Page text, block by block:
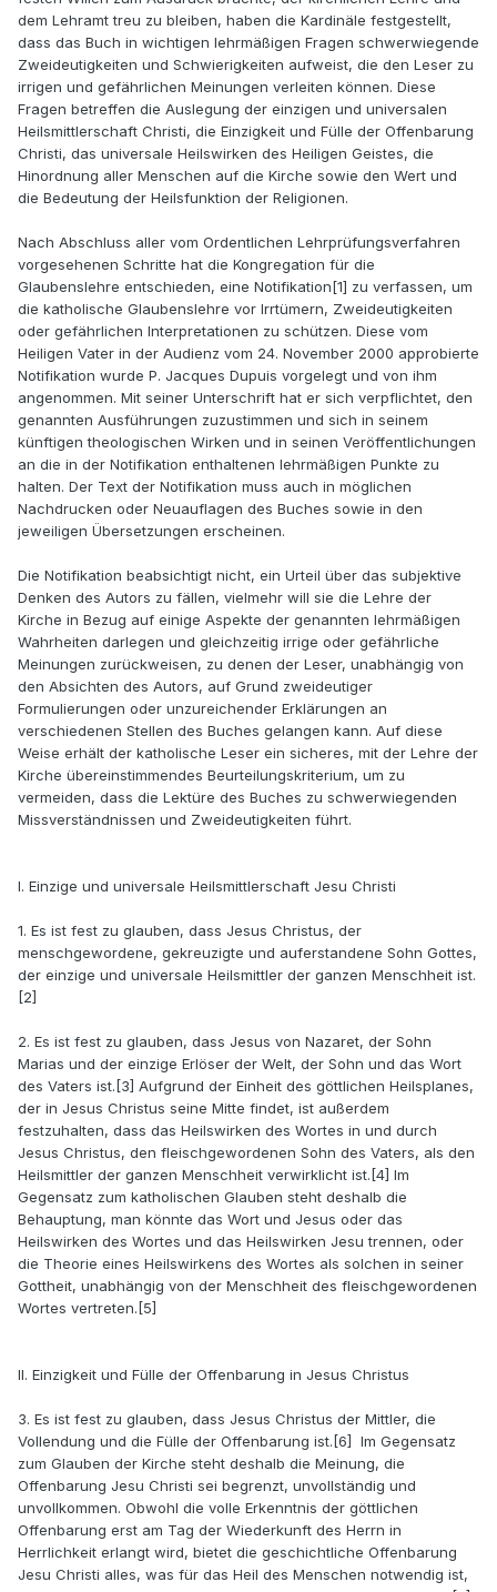
dem Lehramt treu zu bleiben, haben die Kardinäle festgestellt,
dass das Buch in wichtigen lehrmäßigen Fragen schwerwiegende
Zweideutigkeiten und Schwierigkeiten aufweist, die den Leser zu
irrigen und gefährlichen Meinungen verleiten können. Diese
Fragen betreffen die Auslegung der einzigen und universalen
Heilsmittlerschaft Christi, die Einzigkeit und Fülle der Offenbarung
Christi, das universale Heilswirken des Heiligen Geistes, die
Hinordnung aller Menschen auf die Kirche sowie den Wert und
die Bedeutung der Heilsfunktion der Religionen.
Nach Abschluss aller vom Ordentlichen Lehrprüfungsverfahren
vorgesehenen Schritte hat die Kongregation für die
Glaubenslehre entschieden, eine Notifikation[1] zu verfassen, um
die katholische Glaubenslehre vor Irrtümern, Zweideutigkeiten
oder gefährlichen Interpretationen zu schützen. Diese vom
Heiligen Vater in der Audienz vom 24. November 2000 approbierte
Notifikation wurde P. Jacques Dupuis vorgelegt und von ihm
angenommen. Mit seiner Unterschrift hat er sich verpflichtet, den
genannten Ausführungen zuzustimmen und sich in seinem
künftigen theologischen Wirken und in seinen Veröffentlichungen
an die in der Notifikation enthaltenen lehrmäßigen Punkte zu
halten. Der Text der Notifikation muss auch in möglichen
Nachdrucken oder Neuauflagen des Buches sowie in den
jeweiligen Übersetzungen erscheinen.
Die Notifikation beabsichtigt nicht, ein Urteil über das subjektive
Denken des Autors zu fällen, vielmehr will sie die Lehre der
Kirche in Bezug auf einige Aspekte der genannten lehrmäßigen
Wahrheiten darlegen und gleichzeitig irrige oder gefährliche
Meinungen zurückweisen, zu denen der Leser, unabhängig von
den Absichten des Autors, auf Grund zweideutiger
Formulierungen oder unzureichender Erklärungen an
verschiedenen Stellen des Buches gelangen kann. Auf diese
Weise erhält der katholische Leser ein sicheres, mit der Lehre der
Kirche übereinstimmendes Beurteilungskriterium, um zu
vermeiden, dass die Lektüre des Buches zu schwerwiegenden
Missverständnissen und Zweideutigkeiten führt.
I. Einzige und universale Heilsmittlerschaft Jesu Christi
1. Es ist fest zu glauben, dass Jesus Christus, der
menschgewordene, gekreuzigte und auferstandene Sohn Gottes,
der einzige und universale Heilsmittler der ganzen Menschheit ist.
[2]
2. Es ist fest zu glauben, dass Jesus von Nazaret, der Sohn
Marias und der einzige Erlöser der Welt, der Sohn und das Wort
des Vaters ist.[3] Aufgrund der Einheit des göttlichen Heilsplanes,
der in Jesus Christus seine Mitte findet, ist außerdem
festzuhalten, dass das Heilswirken des Wortes in und durch
Jesus Christus, den fleischgewordenen Sohn des Vaters, als den
Heilsmittler der ganzen Menschheit verwirklicht ist.[4] Im
Gegensatz zum katholischen Glauben steht deshalb die
Behauptung, man könnte das Wort und Jesus oder das
Heilswirken des Wortes und das Heilswirken Jesu trennen, oder
die Theorie eines Heilswirkens des Wortes als solchen in seiner
Gottheit, unabhängig von der Menschheit des fleischgewordenen
Wortes vertreten.[5]
II. Einzigkeit und Fülle der Offenbarung in Jesus Christus
3. Es ist fest zu glauben, dass Jesus Christus der Mittler, die
Vollendung und die Fülle der Offenbarung ist.[6] Im Gegensatz
zum Glauben der Kirche steht deshalb die Meinung, die
Offenbarung Jesu Christi sei begrenzt, unvollständig und
unvollkommen. Obwohl die volle Erkenntnis der göttlichen
Offenbarung erst am Tag der Wiederkunft des Herrn in
Herrlichkeit erlangt wird, bietet die geschichtliche Offenbarung
Jesu Christi alles, was für das Heil des Menschen notwendig ist,